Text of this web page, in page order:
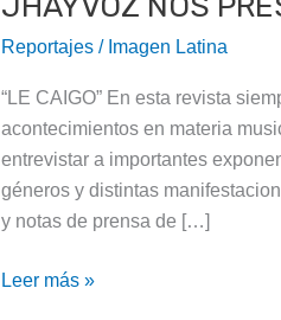
Reportajes/ Imagen Latina
“LE CAIGO” En esta revista
acontecimientos en materia
entrevistar a importantes
géneros y distintas
y notas de prensa de […]
PRIMER
Leer más »